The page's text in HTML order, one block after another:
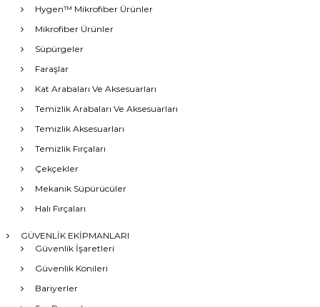
Hygen™ Mikrofiber Ürünler
Mikrofiber Ürünler
Süpürgeler
Faraşlar
Kat Arabaları Ve Aksesuarları
Temizlik Arabaları Ve Aksesuarları
Temizlik Aksesuarları
Temizlik Fırçaları
Çekçekler
Mekanik Süpürücüler
Halı Fırçaları
GÜVENLİK EKİPMANLARI
Güvenlik İşaretleri
Güvenlik Konileri
Bariyerler